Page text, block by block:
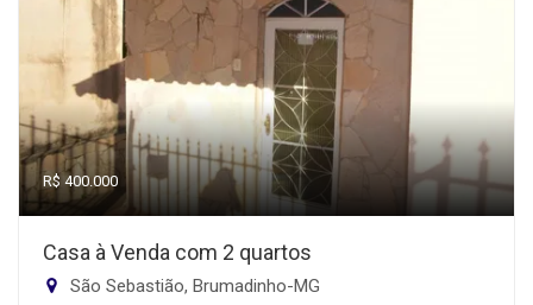
R$ 400.000
Casa à Venda com 2 quartos
São Sebastião, Brumadinho-MG